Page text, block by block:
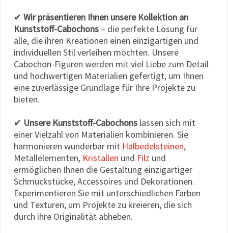
✔ Wir präsentieren Ihnen unsere Kollektion an
Kunststoff-Cabochons – die perfekte Lösung für
alle, die ihren Kreationen einen einzigartigen und
individuellen Stil verleihen möchten. Unsere
Cabochon-Figuren werden mit viel Liebe zum Detail
und hochwertigen Materialien gefertigt, um Ihnen
eine zuverlässige Grundlage für Ihre Projekte zu
bieten.
✔ Unsere Kunststoff-Cabochons lassen sich mit
einer Vielzahl von Materialien kombinieren. Sie
harmonieren wunderbar mit Halbedelsteinen,
Metallelementen, Kristallen und Filz und
ermöglichen Ihnen die Gestaltung einzigartiger
Schmuckstücke, Accessoires und Dekorationen.
Experimentieren Sie mit unterschiedlichen Farben
und Texturen, um Projekte zu kreieren, die sich
durch ihre Originalität abheben.